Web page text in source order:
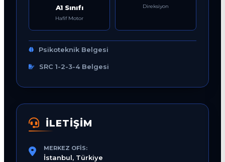
A1 Sınıfı
Hafif Motor
Direksiyon
Psikoteknik Belgesi
SRC 1-2-3-4 Belgesi
İLETİŞİM
MERKEZ OFIS:
İstanbul, Türkiye